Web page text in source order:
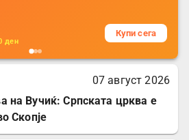
ден
Купи сега
07 август 2026
на Вучиќ: Српската црква е
Скопје